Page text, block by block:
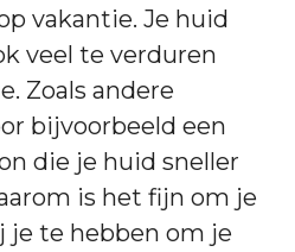
vakantie. Je huid
veel te verduren
Zoals andere
bijvoorbeeld een
die je huid sneller
is het fijn om je
je te hebben om je